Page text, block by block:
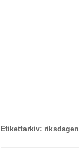
Etikettarkiv: riksdagen